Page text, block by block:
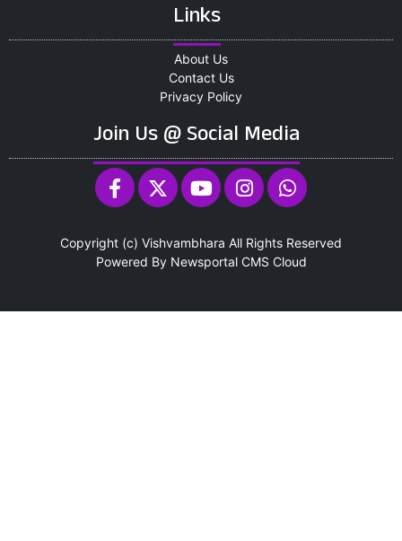
Links
About Us
Contact Us
Privacy Policy
Join Us @ Social Media
Copyright (c) Vishvambhara All Rights Reserved
Powered By Newsportal CMS Cloud